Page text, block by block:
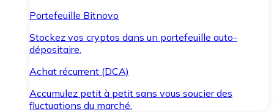
Portefeuille Bitnovo
Stockez vos cryptos dans un portefeuille auto-
dépositaire.
Achat récurrent (DCA)
Accumulez petit à petit sans vous soucier des
fluctuations du marché.